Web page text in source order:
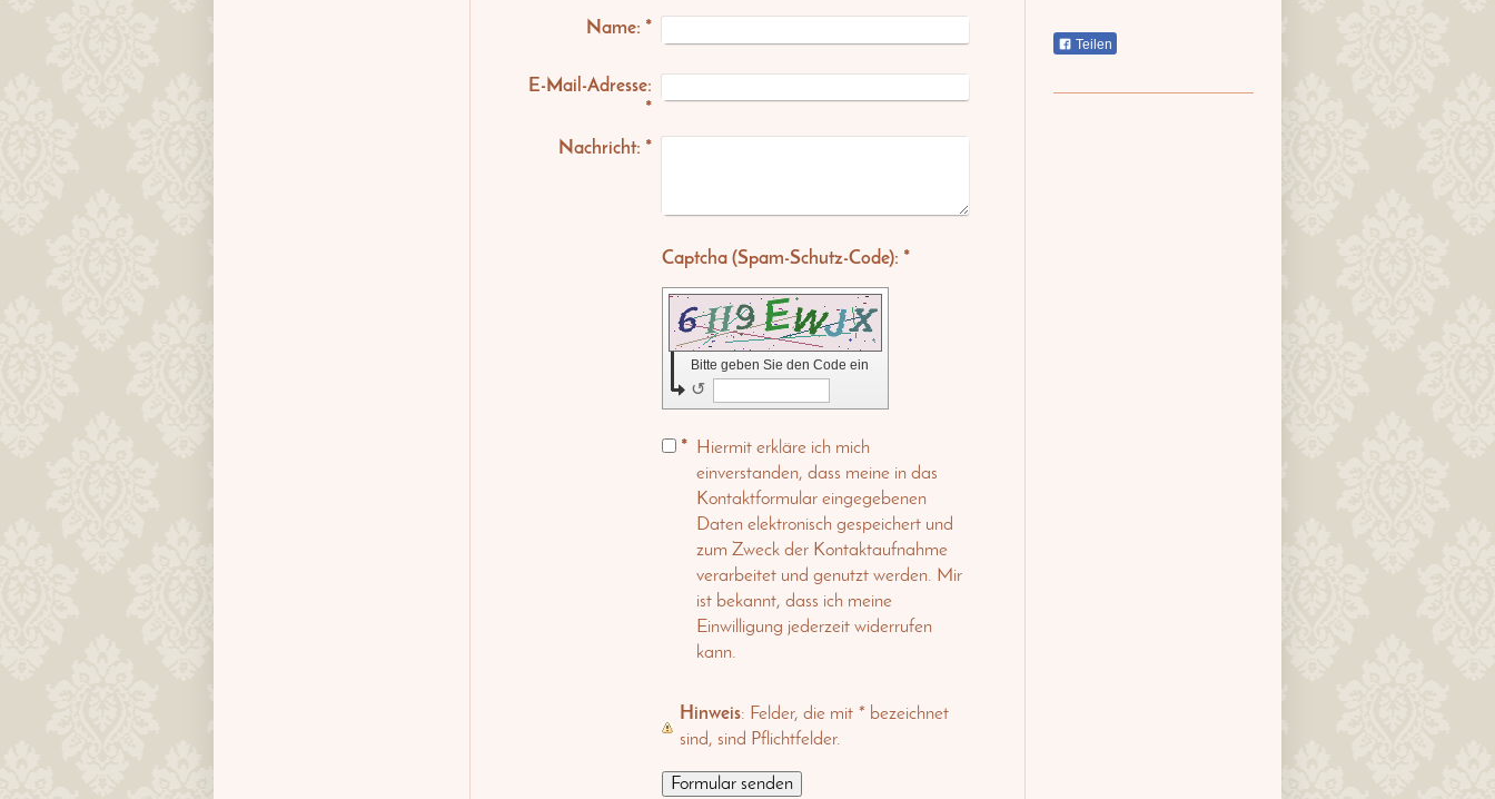
Name: *
E-Mail-Adresse:
*
Nachricht: *
Captcha (Spam-Schutz-Code): *
Bitte geben Sie den Code ein
↺
*
Hiermit erkläre ich mich
einverstanden, dass meine in das
Kontaktformular eingegebenen
Daten elektronisch gespeichert und
zum Zweck der Kontaktaufnahme
verarbeitet und genutzt werden. Mir
ist bekannt, dass ich meine
Einwilligung jederzeit widerrufen
kann.
Hinweis : Felder, die mit *bezeichnet
sind, sind Pflichtfelder.
Teilen